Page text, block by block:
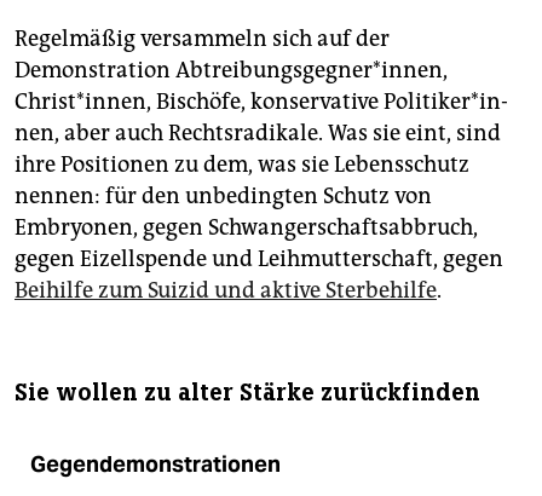
Regelmäßig versammeln sich auf der
Demonstration Abtreibungs­geg­ner*in­nen,
Christ*innen, Bischöfe, konservative Poli­tiker*in­
nen, aber auch Rechtsradikale. Was sie eint, sind
ihre Positionen zu dem, was sie Lebensschutz
nennen: für den unbedingten Schutz von
Embryonen, gegen Schwangerschaftsabbruch,
gegen Eizellspende und Leihmutterschaft, gegen
Beihilfe zum Suizid und aktive Sterbehilfe.
Sie wollen zu alter Stärke zurückfinden
Gegendemonstrationen